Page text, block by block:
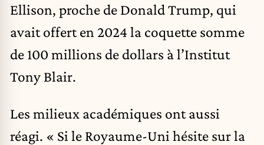
Ellison, proche de Donald Trump, qui
avait offert en 2024 la coquette somme
de 100 millions de dollars à l’Institut
Tony Blair.
Les milieux académiques ont aussi
réagi. « Si le Royaume-Uni hésite sur la